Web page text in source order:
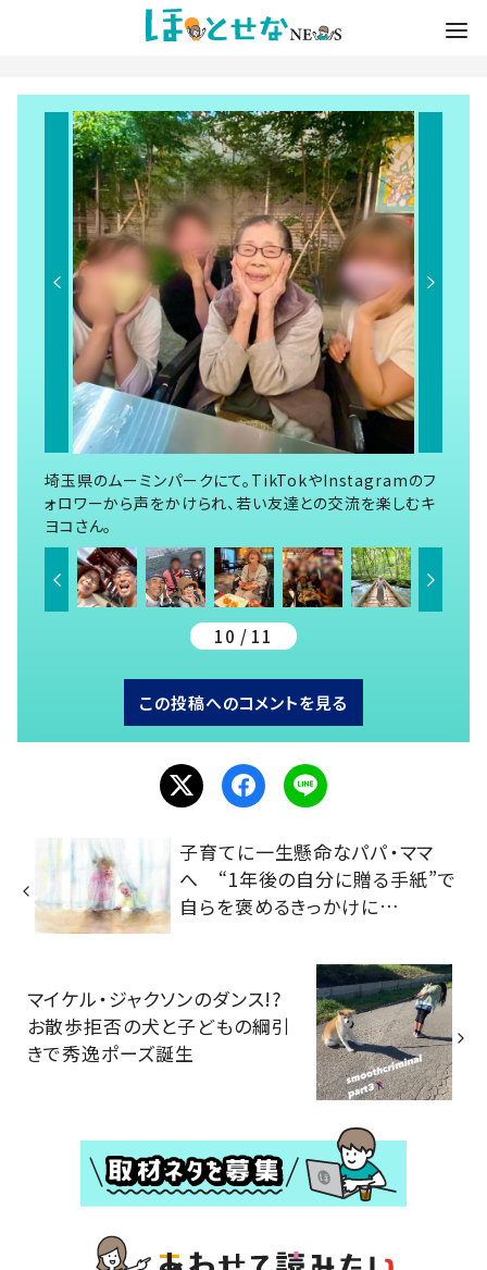
埼玉県のムーミンパークにて。TikTokやInstagramのフ
ォロワーから声をかけられ、若い友達との交流を楽しむキ
ヨコさん。
10 / 11
この投稿へのコメントを見る
子育てに一生懸命なパパ・ママ
へ “1年後の自分に贈る手紙”で
自らを褒めるきっかけに…
マイケル・ジャクソンのダンス!?
お散歩拒否の犬と子どもの綱引
きで秀逸ポーズ誕生